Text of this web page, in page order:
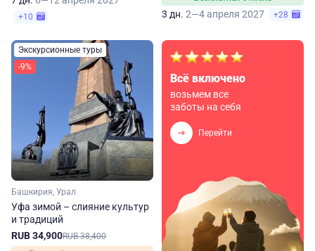
+10 3 дн. 2—4 апреля 2027 +28
Экскурсионные туры
-9%
Башкирия, Урал
Уфа зимой – слияние культур
и традиций
RUB 34,900RUB 38,400
Всё включено
возьмем все
заботы на себя
Перейти